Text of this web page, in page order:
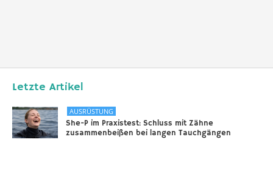
Letzte Artikel
AUSRÜSTUNG
She-P im Praxistest: Schluss mit Zähne
zusammenbeißen bei langen Tauchgängen